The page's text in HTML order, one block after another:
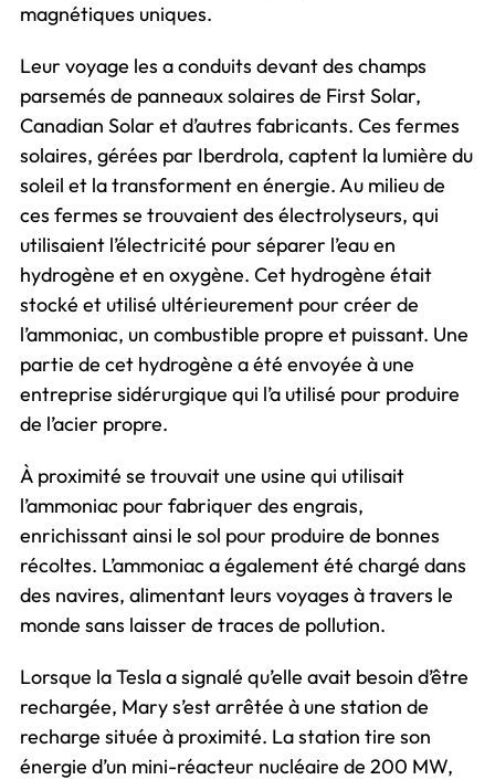
magnétiques uniques.
Leur voyage les a conduits devant des champs
parsemés de panneaux solaires de First Solar,
Canadian Solar et d’autres fabricants. Ces fermes
solaires, gérées par Iberdrola, captent la lumière du
soleil et la transforment en énergie. Au milieu de
ces fermes se trouvaient des électrolyseurs, qui
utilisaient l’électricité pour séparer l’eau en
hydrogène et en oxygène. Cet hydrogène était
stocké et utilisé ultérieurement pour créer de
l’ammoniac, un combustible propre et puissant. Une
partie de cet hydrogène a été envoyée à une
entreprise sidérurgique qui l’a utilisé pour produire
de l’acier propre.
À proximité se trouvait une usine qui utilisait
l’ammoniac pour fabriquer des engrais,
enrichissant ainsi le sol pour produire de bonnes
récoltes. L’ammoniac a également été chargé dans
des navires, alimentant leurs voyages à travers le
monde sans laisser de traces de pollution.
Lorsque la Tesla a signalé qu’elle avait besoin d’être
rechargée, Mary s’est arrêtée à une station de
recharge située à proximité. La station tire son
énergie d’un mini-réacteur nucléaire de 200 MW,